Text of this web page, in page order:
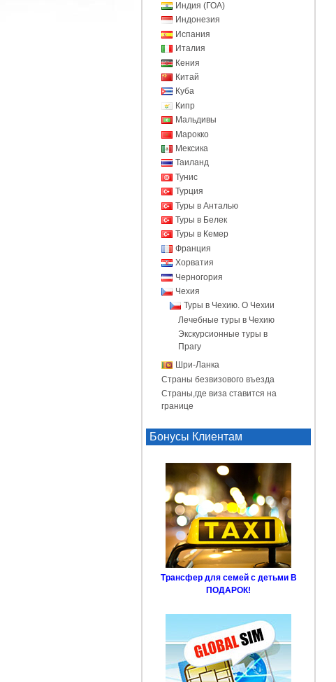
Индия (ГОА)
Индонезия
Испания
Италия
Кения
Китай
Куба
Кипр
Мальдивы
Марокко
Мексика
Таиланд
Тунис
Турция
Туры в Анталью
Туры в Белек
Туры в Кемер
Франция
Хорватия
Черногория
Чехия
Туры в Чехию. О Чехии
Лечебные туры в Чехию
Экскурсионные туры в
Прагу
Шри-Ланка
Страны безвизового въезда
Страны,где виза ставится на
границе
Бонусы Клиентам
Трансфер для семей с детьми В
ПОДАРОК!